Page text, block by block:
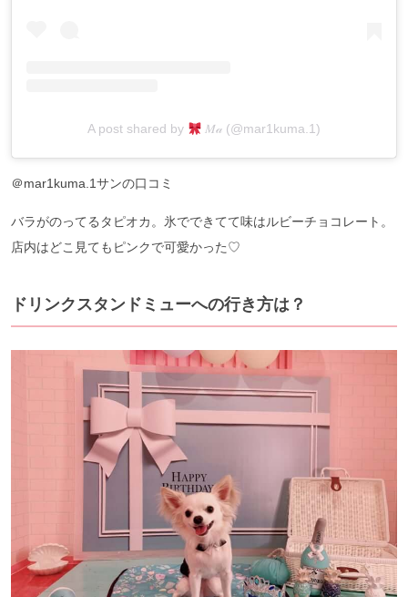
A post shared by 𝑀𝒶 (@mar1kuma.1)
＠mar1kuma.1サンの口コミ
バラがのってるタピオカ。氷でできてて味はルビーチョコレート。
店内はどこ見てもピンクで可愛かった♡
ドリンクスタンドミューへの行き方は？